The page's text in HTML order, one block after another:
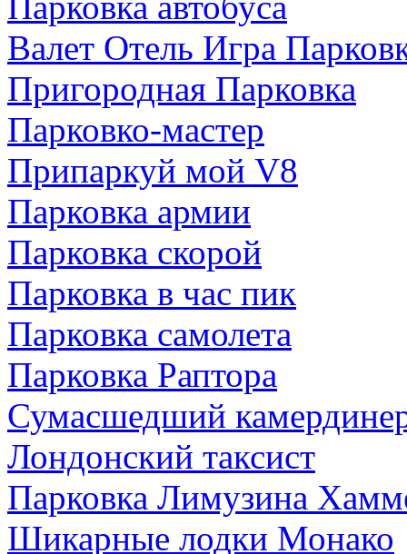
Валет Отель Игра
Пригородная Парковка
Парковко-мастер
Припаркуй мой V8
Парковка армии
Парковка скорой
Парковка в час пик
Парковка самолета
Парковка Раптора
Сумасшедший
Лондонский таксист
Парковка Лимузина
Шикарные лодки Монако